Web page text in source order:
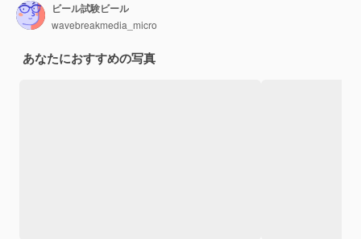
ビール試験ビール
wavebreakmedia_micro
あなたにおすすめの写真